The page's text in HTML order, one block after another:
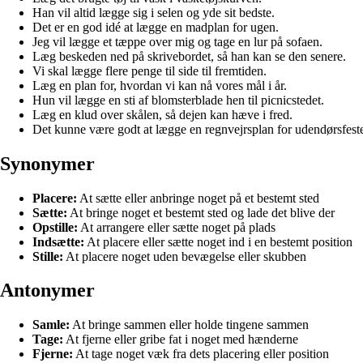
Han vil altid lægge sig i selen og yde sit bedste.
Det er en god idé at lægge en madplan for ugen.
Jeg vil lægge et tæppe over mig og tage en lur på sofaen.
Læg beskeden ned på skrivebordet, så han kan se den senere.
Vi skal lægge flere penge til side til fremtiden.
Læg en plan for, hvordan vi kan nå vores mål i år.
Hun vil lægge en sti af blomsterblade hen til picnicstedet.
Læg en klud over skålen, så dejen kan hæve i fred.
Det kunne være godt at lægge en regnvejrsplan for
Synonymer
Placere: At sætte eller anbringe noget på et bestemt sted
Sætte: At bringe noget et bestemt sted og lade det blive der
Opstille: At arrangere eller sætte noget på plads
Indsætte: At placere eller sætte noget ind i en bestemt position
Stille: At placere noget uden bevægelse eller skubben
Antonymer
Samle: At bringe sammen eller holde tingene sammen
Tage: At fjerne eller gribe fat i noget med hænderne
Fjerne: At tage noget væk fra dets placering eller position